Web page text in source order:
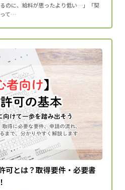
るのに、給料が思ったより低い…」「契
て…
可とは？取得要件・必要書